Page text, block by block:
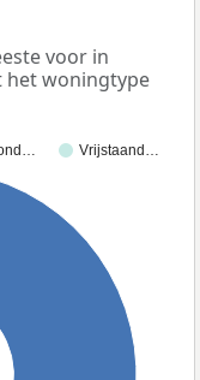
voor in
het woningtype
Vrijstaand…